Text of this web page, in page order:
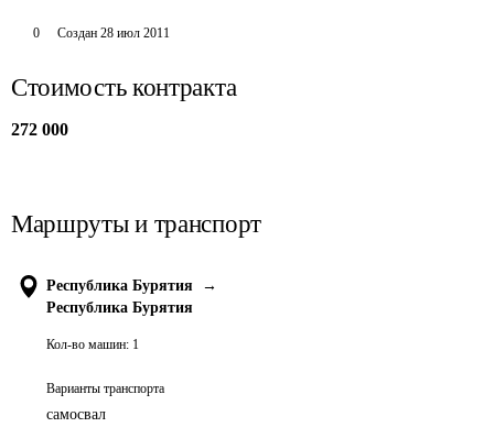
0 Создан 28 июл 2011
Стоимость контракта
272 000
Маршруты и транспорт
Республика Бурятия
→
Республика Бурятия
Кол-во машин: 1
Варианты транспорта
самосвал